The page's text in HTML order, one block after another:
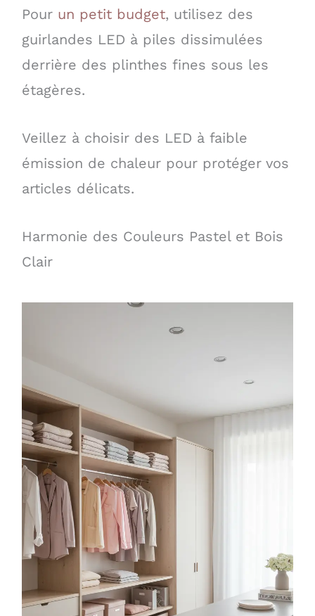
Pour un petit budget, utilisez des
guirlandes LED à piles dissimulées
derrière des plinthes fines sous les
étagères.
Veillez à choisir des LED à faible
émission de chaleur pour protéger vos
articles délicats.
Harmonie des Couleurs Pastel et Bois
Clair